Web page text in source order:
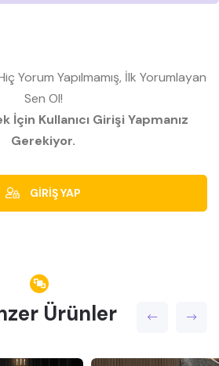
Yorum Yapılmamış, İlk Yorumlayan
Sen Ol!
İçin Kullanıcı Girişi Yapmanız
Gerekiyor.
GİRİŞ YAP
Ürünler